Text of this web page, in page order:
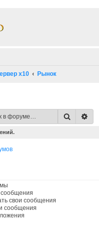
x10 Рынок
Поиск
сообщения
свои сообщения
сообщения